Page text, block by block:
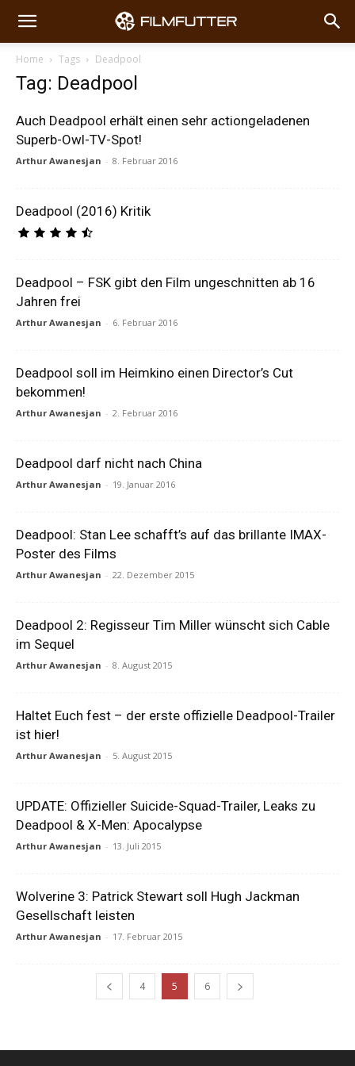
Home Tags Deadpool
Tag: Deadpool
Auch Deadpool erhält einen sehr actiongeladenen
Superb-Owl-TV-Spot!
Arthur Awanesjan - 8. Februar 2016
Deadpool (2016) Kritik
Deadpool – FSK gibt den Film ungeschnitten ab 16
Jahren frei
Arthur Awanesjan - 6. Februar 2016
Deadpool soll im Heimkino einen Director’s Cut
bekommen!
Arthur Awanesjan - 2. Februar 2016
Deadpool darf nicht nach China
Arthur Awanesjan - 19. Januar 2016
Deadpool: Stan Lee schafft’s auf das brillante IMAX-
Poster des Films
Arthur Awanesjan - 22. Dezember 2015
Deadpool 2: Regisseur Tim Miller wünscht sich Cable
im Sequel
Arthur Awanesjan - 8. August 2015
Haltet Euch fest – der erste offizielle Deadpool-Trailer
ist hier!
Arthur Awanesjan - 5. August 2015
UPDATE: Offizieller Suicide-Squad-Trailer, Leaks zu
Deadpool & X-Men: Apocalypse
Arthur Awanesjan - 13. Juli 2015
Wolverine 3: Patrick Stewart soll Hugh Jackman
Gesellschaft leisten
Arthur Awanesjan - 17. Februar 2015
4 5 6